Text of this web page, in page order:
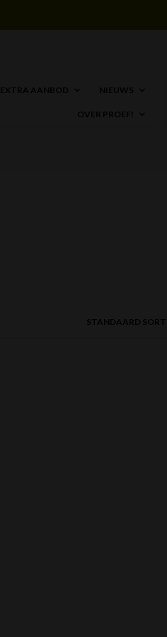
EXTRA AANBOD NIEUWS
OVER PROEF!